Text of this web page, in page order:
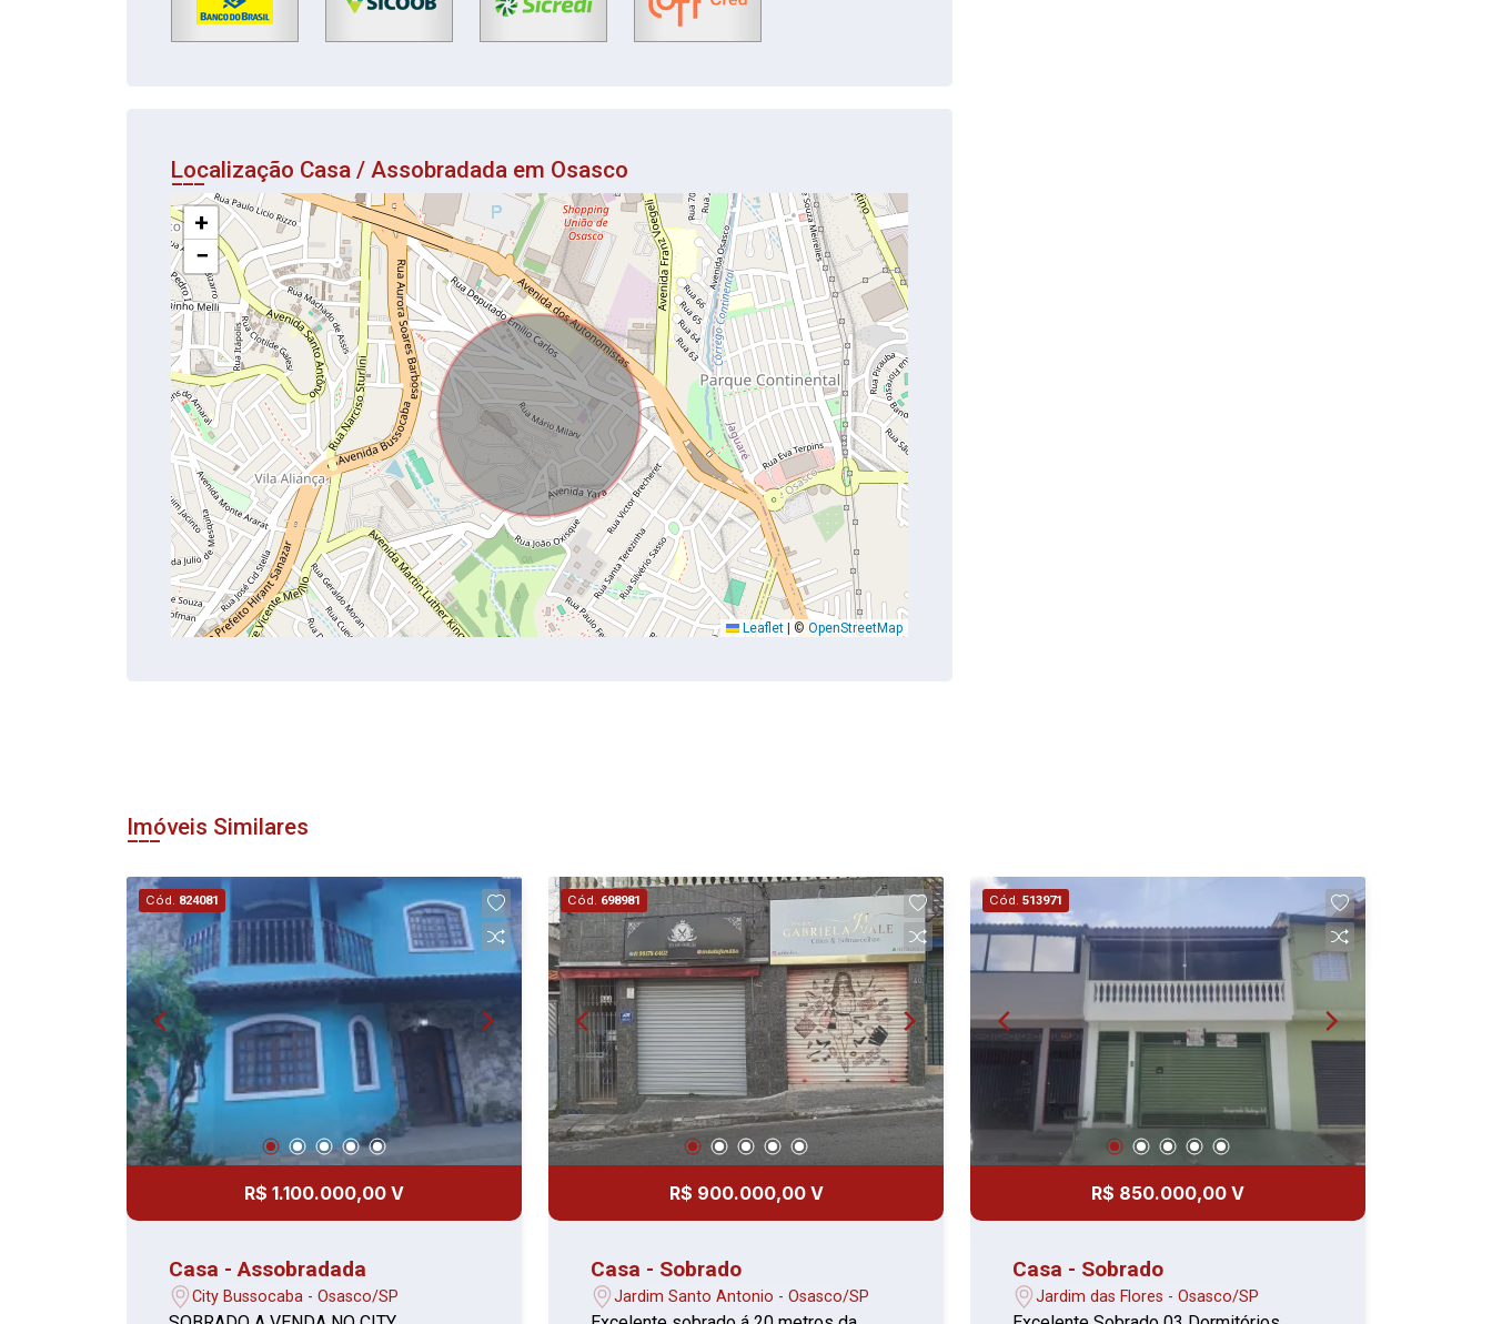
Localização Casa / Assobradada em Osasco
+
−
Leaflet © OpenStreetMap
Imóveis Similares
Cód. 824081
R$ 1.100.000,00 V
Casa - Assobradada
City Bussocaba - Osasco/SP
Cód. 698981
R$ 900.000,00 V
Casa - Sobrado
Jardim Santo Antonio - Osasco/SP
Cód. 513971
R$ 850.000,00 V
Casa - Sobrado
Jardim das Flores - Osasco/SP